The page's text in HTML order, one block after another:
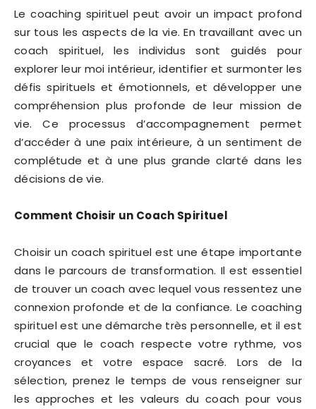
Le coaching spirituel peut avoir un impact profond
sur tous les aspects de la vie. En travaillant avec un
coach spirituel, les individus sont guidés pour
explorer leur moi intérieur, identifier et surmonter les
défis spirituels et émotionnels, et développer une
compréhension plus profonde de leur mission de
vie. Ce processus d’accompagnement permet
d’accéder à une paix intérieure, à un sentiment de
complétude et à une plus grande clarté dans les
décisions de vie.
Comment Choisir un Coach Spirituel
Choisir un coach spirituel est une étape importante
dans le parcours de transformation. Il est essentiel
de trouver un coach avec lequel vous ressentez une
connexion profonde et de la confiance. Le coaching
spirituel est une démarche très personnelle, et il est
crucial que le coach respecte votre rythme, vos
croyances et votre espace sacré. Lors de la
sélection, prenez le temps de vous renseigner sur
les approches et les valeurs du coach pour vous